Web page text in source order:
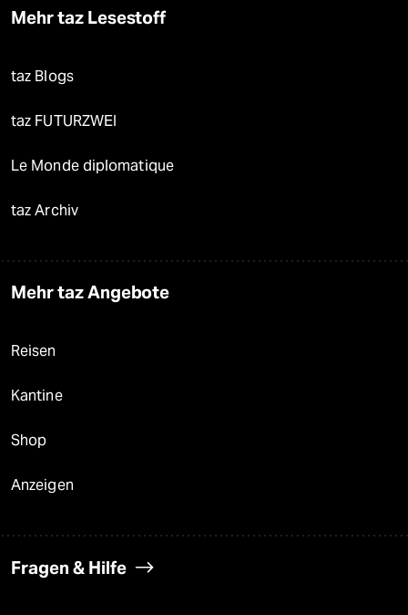
Mehr taz Lesestoff
taz Blogs
taz FUTURZWEI
Le Monde diplomatique
taz Archiv
Mehr taz Angebote
Reisen
Kantine
Shop
Anzeigen
Fragen & Hilfe